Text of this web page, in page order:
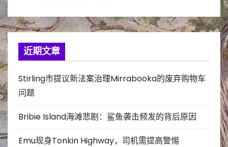
近期文章
Stirling市提议新法案治理Mirrabooka的废弃购物车
问题
Bribie Island海滩悲剧：鲨鱼袭击频发的背后原因
Emu现身Tonkin Highway，司机需提高警惕